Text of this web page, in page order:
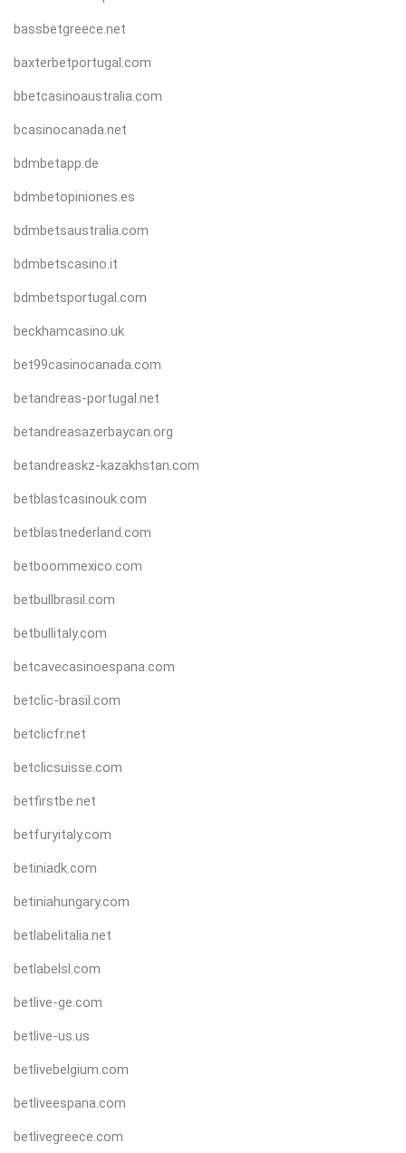
bassbetgreece.net
baxterbetportugal.com
bbetcasinoaustralia.com
bcasinocanada.net
bdmbetapp.de
bdmbetopiniones.es
bdmbetsaustralia.com
bdmbetscasino.it
bdmbetsportugal.com
beckhamcasino.uk
bet99casinocanada.com
betandreas-portugal.net
betandreasazerbaycan.org
betandreaskz-kazakhstan.com
betblastcasinouk.com
betblastnederland.com
betboommexico.com
betbullbrasil.com
betbullitaly.com
betcavecasinoespana.com
betclic-brasil.com
betclicfr.net
betclicsuisse.com
betfirstbe.net
betfuryitaly.com
betiniadk.com
betiniahungary.com
betlabelitalia.net
betlabelsl.com
betlive-ge.com
betlive-us.us
betlivebelgium.com
betliveespana.com
betlivegreece.com